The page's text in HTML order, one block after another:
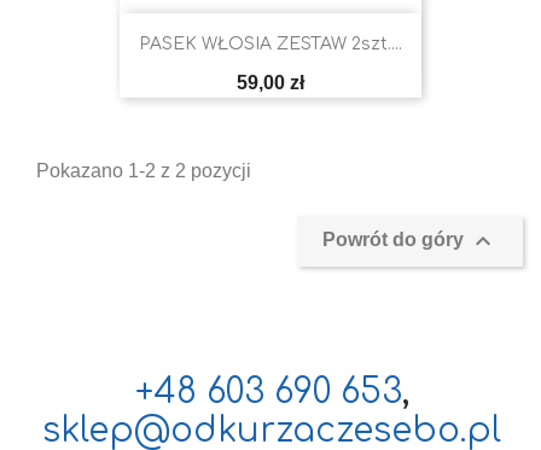
PASEK WŁOSIA ZESTAW 2szt....
Cena
59,00 zł
Pokazano 1-2 z 2 pozycji
Powrót do góry 
+48 603 690 653,
sklep@odkurzaczesebo.pl